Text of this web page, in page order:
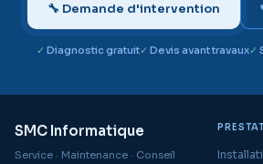
🔧 Demande d'intervention
Diagnostic gratuit Devis avant travaux
SMC Informatique
Service · Maintenance · Conseil